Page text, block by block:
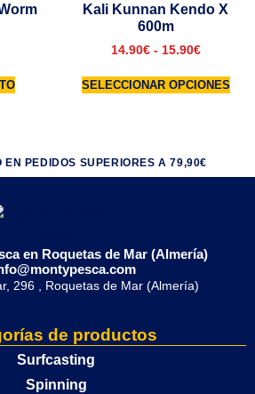
Kali Kunnan Kendo X
600m
14.90€ - 15.90€
SELECCIONAR OPCIONES
EN PEDIDOS SUPERIORES A 79,90€
en Roquetas de Mar (Almería)
296 , Roquetas de Mar (Almería)
de productos
Surfcasting
Spinning